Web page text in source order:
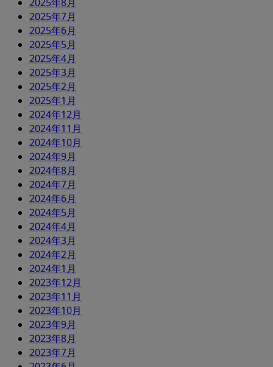
2025年7月
2025年6月
2025年5月
2025年4月
2025年3月
2025年2月
2025年1月
2024年12月
2024年11月
2024年10月
2024年9月
2024年8月
2024年7月
2024年6月
2024年5月
2024年4月
2024年3月
2024年2月
2024年1月
2023年12月
2023年11月
2023年10月
2023年9月
2023年8月
2023年7月